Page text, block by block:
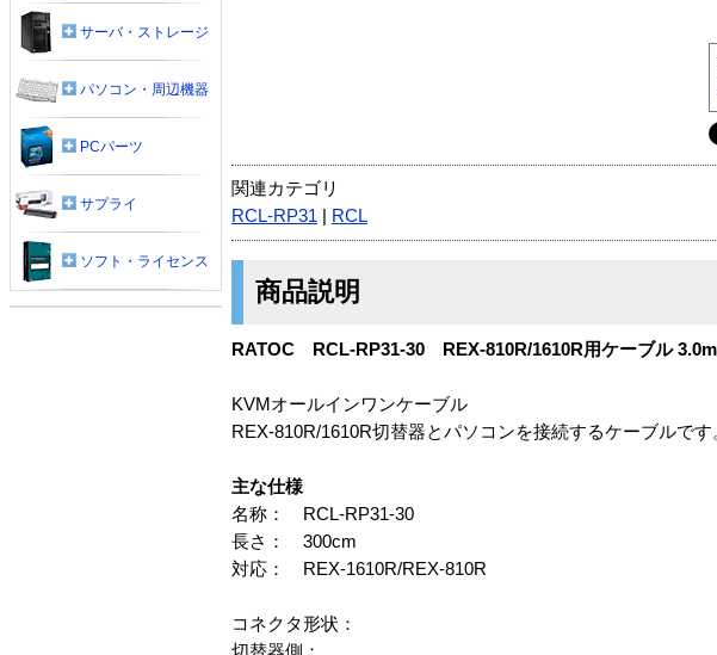
関連カテゴリ
RCL-RP31
RCL
商品説明
RATOC RCL-RP31-30 REX-810R/1610R用ケーブル 3.0m
KVMオールインワンケーブル
REX-810R/1610R切替器とパソコンを接続するケーブルで
主な仕様
名称： RCL-RP31-30
長さ： 300cm
対応： REX-1610R/REX-810R
コネクタ形状：
切替器側：
サーバ・ストレージ
パソコン・周辺機器
PCパーツ
サプライ
ソフト・ライセンス